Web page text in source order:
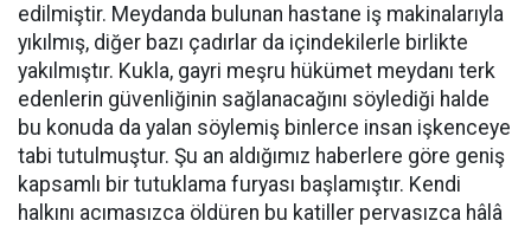
edilmiştir. Meydanda bulunan hastane iş makinalarıyla
yıkılmış, diğer bazı çadırlar da içindekilerle birlikte
yakılmıştır. Kukla, gayri meşru hükümet meydanı terk
edenlerin güvenliğinin sağlanacağını söylediği halde
bu konuda da yalan söylemiş binlerce insan işkenceye
tabi tutulmuştur. Şu an aldığımız haberlere göre geniş
kapsamlı bir tutuklama furyası başlamıştır. Kendi
halkını acımasızca öldüren bu katiller pervasızca hâlâ